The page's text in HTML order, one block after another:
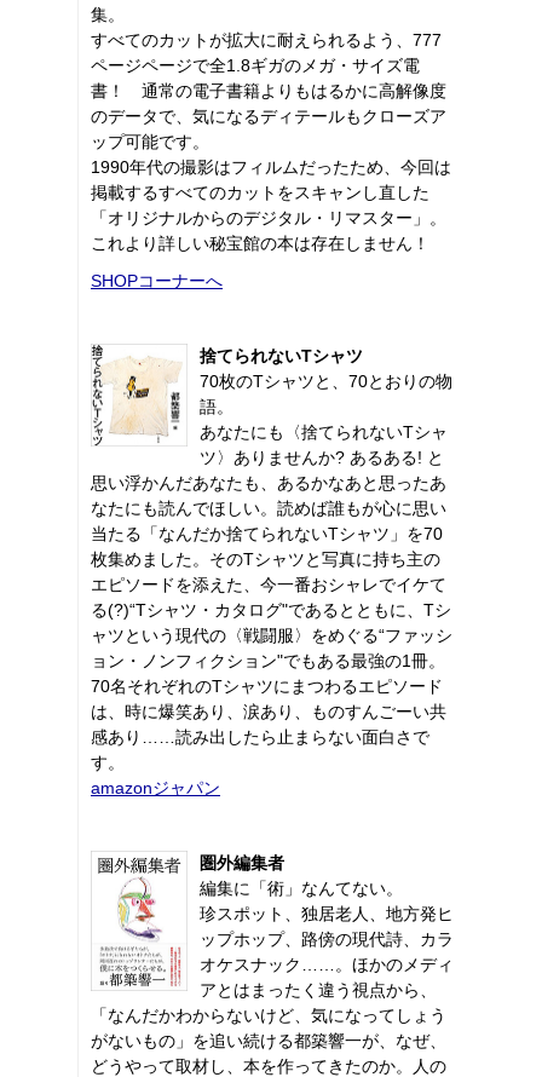
集。
すべてのカットが拡大に耐えられるよう、777
ページページで全1.8ギガのメガ・サイズ電
書！ 通常の電子書籍よりもはるかに高解像度
のデータで、気になるディテールもクローズア
ップ可能です。
1990年代の撮影はフィルムだったため、今回は
掲載するすべてのカットをスキャンし直した
「オリジナルからのデジタル・リマスター」。
これより詳しい秘宝館の本は存在しません！
SHOPコーナーへ
捨てられないTシャツ
70枚のTシャツと、70とおりの物
語。
あなたにも〈捨てられないTシャ
ツ〉ありませんか? あるある! と
思い浮かんだあなたも、あるかなあと思ったあ
なたにも読んでほしい。読めば誰もが心に思い
当たる「なんだか捨てられないTシャツ」を70
枚集めました。そのTシャツと写真に持ち主の
エピソードを添えた、今一番おシャレでイケて
る(?)“Tシャツ・カタログ"であるとともに、Tシ
ャツという現代の〈戦闘服〉をめぐる“ファッシ
ョン・ノンフィクション"でもある最強の1冊。
70名それぞれのTシャツにまつわるエピソード
は、時に爆笑あり、涙あり、ものすんごーい共
感あり……読み出したら止まらない面白さで
す。
amazonジャパン
圏外編集者
編集に「術」なんてない。
珍スポット、独居老人、地方発ヒ
ップホップ、路傍の現代詩、カラ
オケスナック……。ほかのメディ
アとはまったく違う視点から、
「なんだかわからないけど、気になってしょう
がないもの」を追い続ける都築響一が、なぜ、
どうやって取材し、本を作ってきたのか。人の